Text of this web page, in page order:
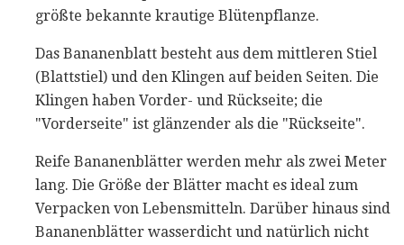
größte bekannte krautige Blütenpflanze.
Das Bananenblatt besteht aus dem mittleren Stiel
(Blattstiel) und den Klingen auf beiden Seiten. Die
Klingen haben Vorder- und Rückseite; die
"Vorderseite" ist glänzender als die "Rückseite".
Reife Bananenblätter werden mehr als zwei Meter
lang. Die Größe der Blätter macht es ideal zum
Verpacken von Lebensmitteln. Darüber hinaus sind
Bananenblätter wasserdicht und natürlich nicht